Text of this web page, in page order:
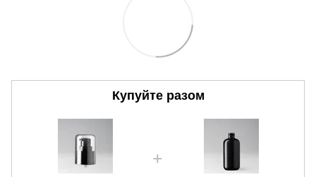
Купуйте разом